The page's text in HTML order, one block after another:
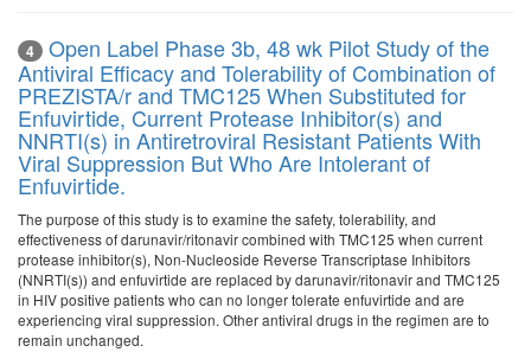
4
Open Label Phase 3b, 48 wk Pilot Study of the
Antiviral Efficacy and Tolerability of Combination of
PREZISTA/r and TMC125 When Substituted for
Enfuvirtide, Current Protease Inhibitor(s) and
NNRTI(s) in Antiretroviral Resistant Patients With
Viral Suppression But Who Are Intolerant of
Enfuvirtide.
The purpose of this study is to examine the safety, tolerability, and
effectiveness of darunavir/ritonavir combined with TMC125 when current
protease inhibitor(s), Non-Nucleoside Reverse Transcriptase Inhibitors
(NNRTI(s)) and enfuvirtide are replaced by darunavir/ritonavir and TMC125
in HIV positive patients who can no longer tolerate enfuvirtide and are
experiencing viral suppression. Other antiviral drugs in the regimen are to
remain unchanged.